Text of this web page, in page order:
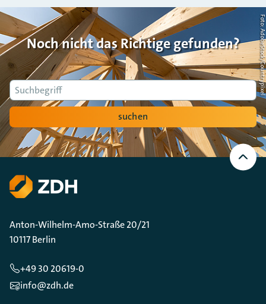
Noch nicht das Richtige gefunden?
Suche
suchen
Foto: AdobeStock/Countrypixel
Nach
oben
Scrollen
Anton-Wilhelm-Amo-Straße 20/21
10117 Berlin
+49 30 20619-0
info@zdh.de